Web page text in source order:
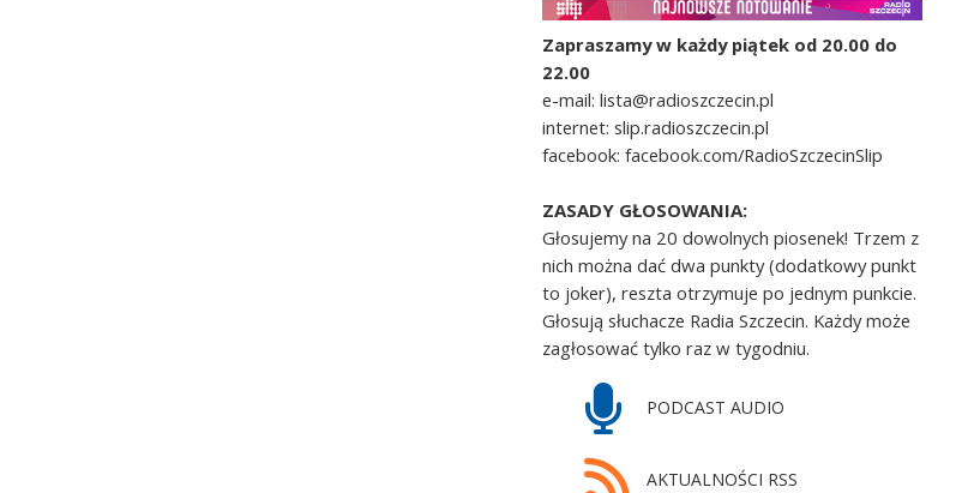
Zapraszamy w każdy piątek od 20.00 do
22.00
e-mail: lista@radioszczecin.pl
internet: slip.radioszczecin.pl
facebook: facebook.com/RadioSzczecinSlip
ZASADY GŁOSOWANIA:
Głosujemy na 20 dowolnych piosenek! Trzem z
nich można dać dwa punkty (dodatkowy punkt
to joker), reszta otrzymuje po jednym punkcie.
Głosują słuchacze Radia Szczecin. Każdy może
zagłosować tylko raz w tygodniu.
PODCAST AUDIO
AKTUALNOŚCI RSS